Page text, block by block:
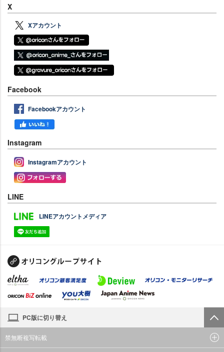
X
Xアカウント
Facebook
Facebookアカウント
Instagram
Instagramアカウント
LINE
LINEアカウントメディア
PC版に切り替え
禁無断複写転載